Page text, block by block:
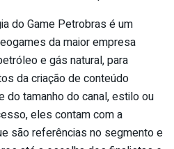
do Game Petrobras é um
da maior empresa
e gás natural, para
da criação de conteúdo
do tamanho do canal, estilo ou
eles contam com a
são referências no segmento e